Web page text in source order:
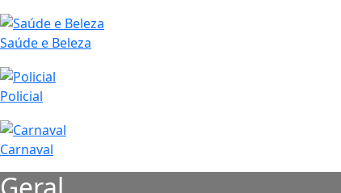
Saúde e Beleza
Policial
Carnaval